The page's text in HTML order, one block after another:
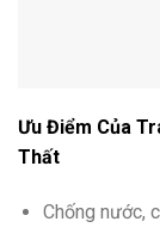
Ưu Điểm Của
Thất
Chống nước,